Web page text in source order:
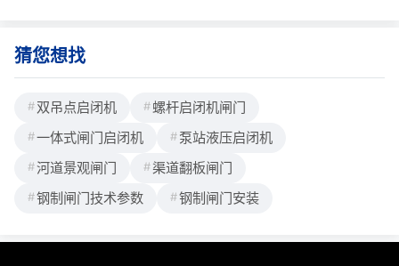
猜您想找
双吊点启闭机
螺杆启闭机闸门
一体式闸门启闭机
泵站液压启闭机
河道景观闸门
渠道翻板闸门
钢制闸门技术参数
钢制闸门安装